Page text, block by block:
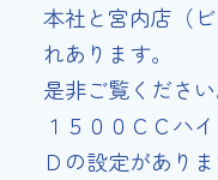
本社と宮内店（
れあります。
是非ご覧ください
１５００ＣＣハ
Ｄの設定がありま